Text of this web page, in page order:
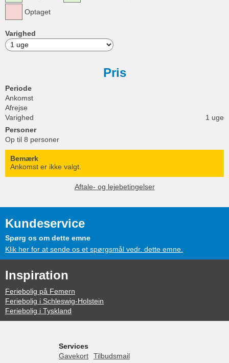
Optaget
Varighed
Pris
Periode
Ankomst
Afrejse
Varighed
1 uge
Personer
Op til 8 personer
Bemærk
Ankomst er ikke valgt.
Aftale- og lejebetingelser
Kundeservice
Spørg os om dette emne
Klik her for at sende os et spørgsmål vedr. dette emne.
Inspiration
Feriebolig på Femern
Feriebolig i Schleswig-Holstein
Feriebolig i Tyskland
Services
Gavekort
Tilbudsmail